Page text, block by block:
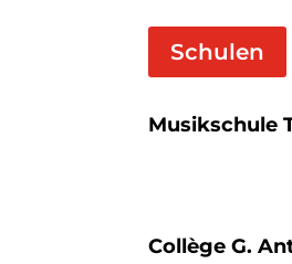
Schulen
Musikschule
Collège G.